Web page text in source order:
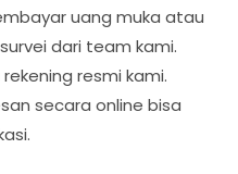
uang muka atau
dari team kami.
resmi kami.
secara online bisa